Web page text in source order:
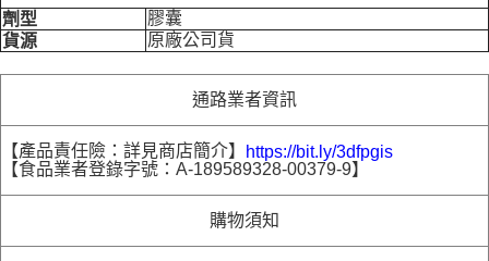
劑型
膠囊
貨源
原廠公司貨
通路業者資訊
【產品責任險：詳見商店簡介】
https://bit.ly/3dfpgis
【食品業者登錄字號：A-189589328-00379-9】
購物須知